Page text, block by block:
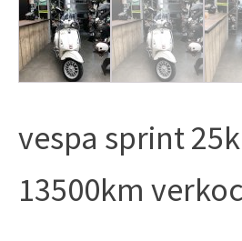
vespa sprint
13500km